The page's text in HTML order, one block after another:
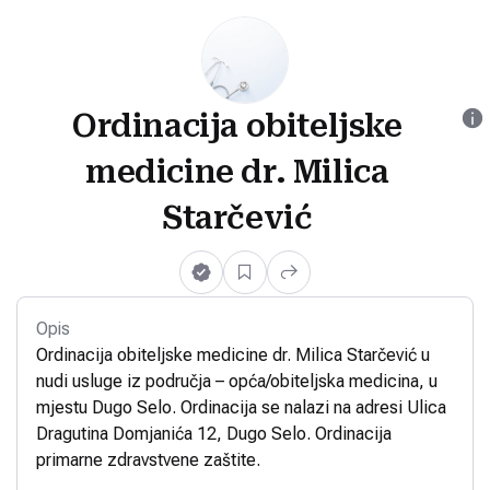
Ordinacija obiteljske
medicine dr. Milica
Starčević
Opis
Ordinacija obiteljske medicine dr. Milica Starčević u
nudi usluge iz područja – opća/obiteljska medicina, u
mjestu Dugo Selo. Ordinacija se nalazi na adresi Ulica
Dragutina Domjanića 12, Dugo Selo. Ordinacija
primarne zdravstvene zaštite.